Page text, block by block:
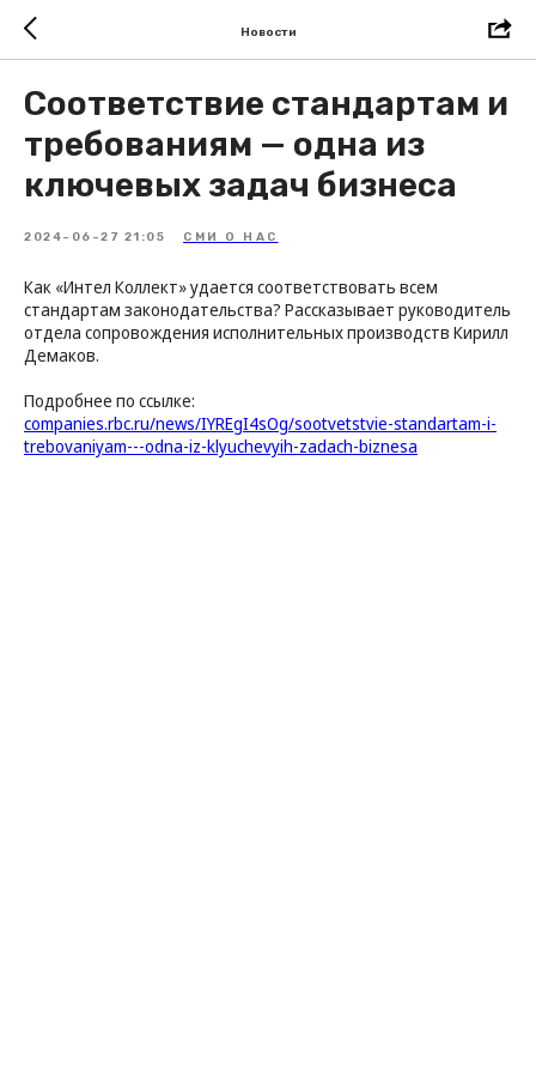
Новости
Соответствие стандартам и
требованиям — одна из
ключевых задач бизнеса
2024-06-27 21:05 СМИ О НАС
Как «Интел Коллект» удается соответствовать всем
стандартам законодательства? Рассказывает руководитель
отдела сопровождения исполнительных производств Кирилл
Демаков.
Подробнее по ссылке:
companies.rbc.ru/news/IYREgI4sOg/sootvetstvie-standartam-i-
trebovaniyam---odna-iz-klyuchevyih-zadach-biznesa